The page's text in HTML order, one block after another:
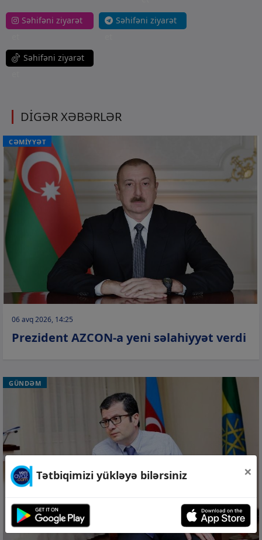
Səhifəni ziyarət
Səhifəni ziyarət
Səhifəni ziyarət
DİGƏR XƏBƏRLƏR
CƏMİYYƏT
06 avq 2026, 14:25
Prezident AZCON-a yeni səlahiyyət verdi
GÜNDƏM
Tətbiqimizi yükləyə bilərsiniz ×